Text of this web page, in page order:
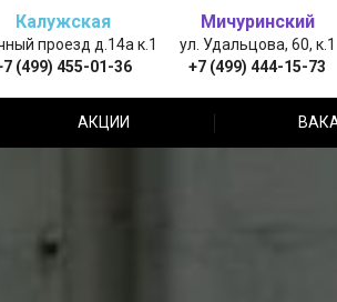
Калужская
проезд д.14а к.1
(499) 455-01-36
Мичуринский
ул. Удальцова, 60, к.1
+7 (499) 444-15-73
АКЦИИ